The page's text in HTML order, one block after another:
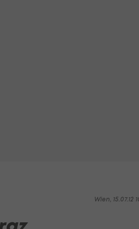
Wien, 15.07.12